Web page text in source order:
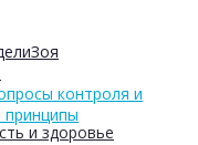
и здоровье
Зоя
контроля и
принципы